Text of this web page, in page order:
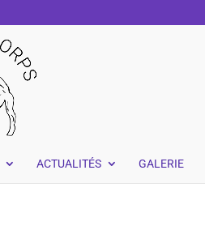
ACTUALITÉS GALERIE